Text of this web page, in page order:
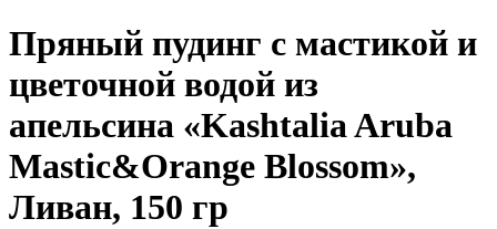
Пряный пудинг c мастикой и
цветочной водой из
апельсина «Kashtalia Aruba
Mastic&Orange Blossom»,
Ливан, 150 гр